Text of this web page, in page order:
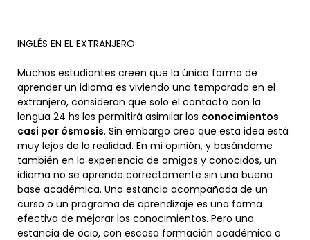
INGLÉS EN EL EXTRANJERO
Muchos estudiantes creen que la única forma de
aprender un idioma es viviendo una temporada en el
extranjero, consideran que solo el contacto con la
lengua 24 hs les permitirá asimilar los conocimientos
casi por ósmosis. Sin embargo creo que esta idea está
muy lejos de la realidad. En mi opinión, y basándome
también en la experiencia de amigos y conocidos, un
idioma no se aprende correctamente sin una buena
base académica. Una estancia acompañada de un
curso o un programa de aprendizaje es una forma
efectiva de mejorar los conocimientos. Pero una
estancia de ocio, con escasa formación académica o